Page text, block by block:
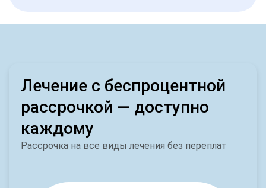
Лечение с беспроцентной
рассрочкой — доступно
каждому
Рассрочка на все виды лечения без переплат